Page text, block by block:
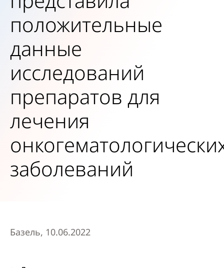
положительные
данные
исследований
препаратов для
лечения
заболеваний
Базель, 10.06.2022